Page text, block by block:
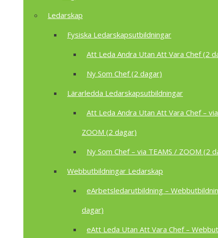
Ledarskap
Fysiska Ledarskapsutbildningar
Att Leda Andra Utan Att Vara Chef (2
Ny Som Chef (2 dagar)
Lärarledda Ledarskapsutbildningar
Att Leda Andra Utan Att Vara Chef –
ZOOM (2 dagar)
Ny Som Chef – via TEAMS / ZOOM (2
Webbutbildningar Ledarskap
eArbetsledarutbildning –
dagar)
eAtt Leda Utan Att Vara Chef –